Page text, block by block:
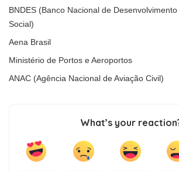
BNDES (Banco Nacional de
Social)
Aena Brasil
Ministério de Portos e Aeroportos
ANAC (Agência Nacional de Aviação Civil)
What’s your